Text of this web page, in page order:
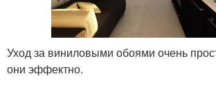
Уход за виниловыми обоями очень
они эффектно.